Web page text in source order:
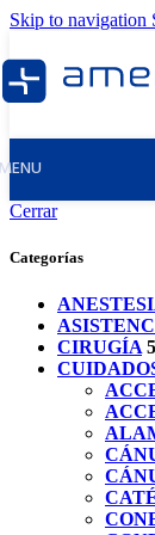
Skip to navigation
Cerrar
Categorías
CIRUGÍA